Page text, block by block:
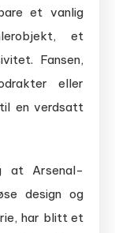
et vanlig
et
Fansen,
eller
en verdsatt
at Arsenal-
design og
har blitt et